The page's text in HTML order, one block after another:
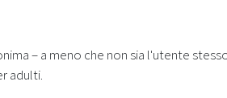
– a meno che non sia l'utente
adulti.